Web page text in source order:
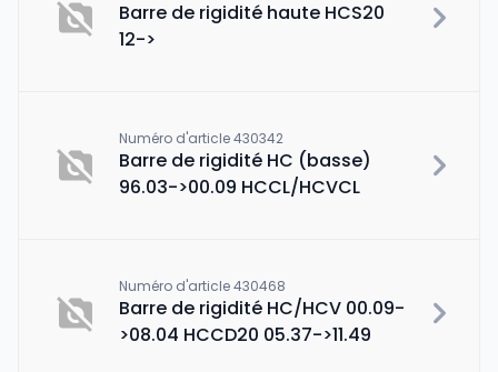
Barre de rigidité haute HCS20
12->
Numéro d'article 430342
Barre de rigidité HC (basse)
96.03->00.09 HCCL/HCVCL
Numéro d'article 430468
Barre de rigidité HC/HCV 00.09-
>08.04 HCCD20 05.37->11.49